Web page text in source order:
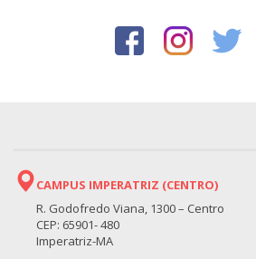
CAMPUS IMPERATRIZ (CENTRO)
R. Godofredo Viana, 1300 – Centro
CEP: 65901- 480
Imperatriz-MA